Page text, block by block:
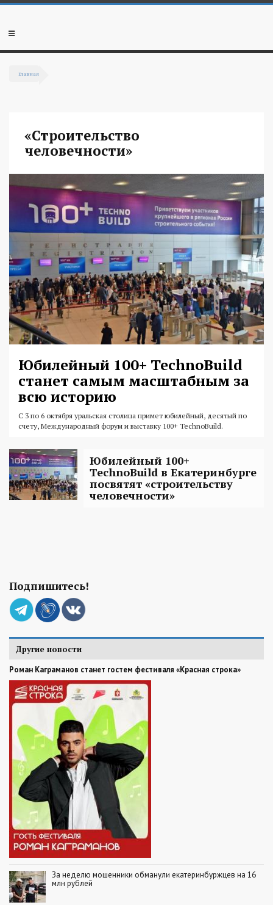
Перейти к основному содержанию
Мобильное
Главная
«Строительство
человечности»
Юбилейный 100+ TechnoBuild
станет самым масштабным за
всю историю
С 3 по 6 октября уральская столица примет юбилейный, десятый по
счету, Международный форум и выставку 100+ TechnoBuild.
Юбилейный 100+
TechnoBuild в Екатеринбурге
посвятят «строительству
человечности»
Подпишитесь!
Другие новости
Роман Каграманов станет гостем фестиваля «Красная строка»
За неделю мошенники обманули екатеринбуржцев на 16
млн рублей